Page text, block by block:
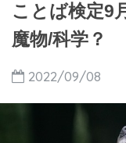
ことば検定9
魔物/科学？
2022/09/08